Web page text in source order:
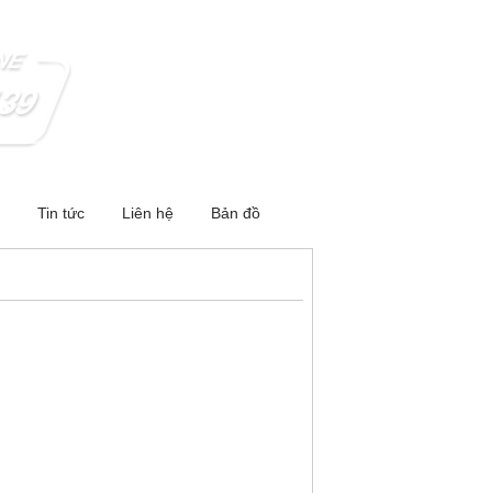
Tin tức Liên hệ Bản đồ